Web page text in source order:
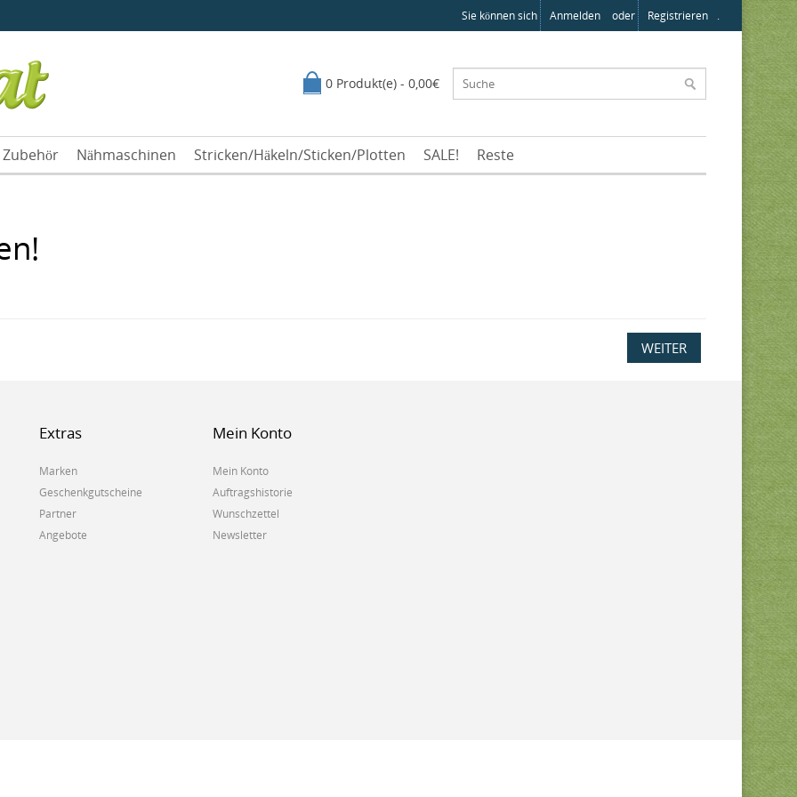
Sie können sich Anmelden oder Registrieren .
0 Produkt(e) - 0,00€
Zubehör Nähmaschinen Stricken/Häkeln/Sticken/Plotten SALE! Reste
WEITER
Extras
Marken
Geschenkgutscheine
Partner
Angebote
Mein Konto
Mein Konto
Auftragshistorie
Wunschzettel
Newsletter